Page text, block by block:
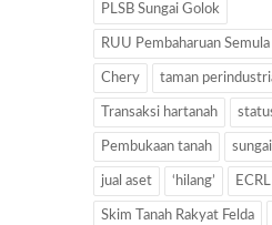
PLSB Sungai Golok
RUU Pembaharuan
Chery taman
Transaksi hartanah
Pembukaan tanah
jual aset ‘hilang’ ECRL
Skim Tanah Rakyat Felda